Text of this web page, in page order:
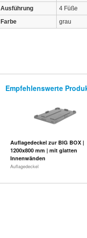
Ausführung
4 Füße
Farbe
grau
Empfehlenswerte
Auflagedeckel zur BIG BOX |
1200x800 mm | mit glatten
Innenwänden
Auflagedeckel